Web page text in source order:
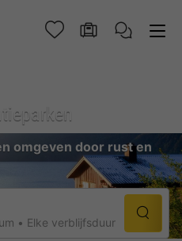
omgeven door rust en
Elke verblijfsduur